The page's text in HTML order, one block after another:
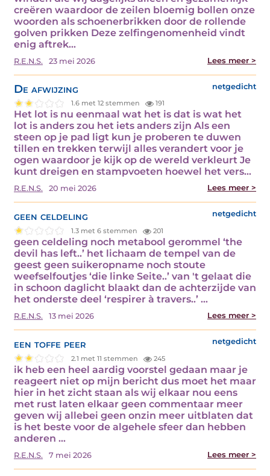
creëren waardoor de zeilen bloemig bollen onze
woorden als schoenerbrikken door de rollende
golven prikken Deze zelfingenomenheid vindt
enig aftrek...
R.E.N.S. 23 mei 2026 Lees meer >
De afwijzing netgedicht
1.6 met 12 stemmen 191
Het lot is nu eenmaal wat het is dat is wat het
lot is anders zou het iets anders zijn Als een
steen op je pad ligt kun je proberen te duwen
tillen en trekken terwijl alles verandert voor je
ogen waardoor je kijk op de wereld verkleurt Je
kunt dreigen en stampvoeten hoewel het vers...
R.E.N.S. 20 mei 2026 Lees meer >
geen celdeling netgedicht
1.3 met 6 stemmen 201
geen celdeling noch metabool gerommel ‘the
devil has left..’ het lichaam de tempel van de
geest geen suikeropname noch stoute
weefselfoutjes ‘die linke Seite..’ van 't gelaat die
in schoon daglicht blaakt dan de achterzijde van
het onderste deel ‘respirer à travers..’ ...
R.E.N.S. 13 mei 2026 Lees meer >
een toffe peer netgedicht
2.1 met 11 stemmen 245
ik heb een heel aardig voorstel gedaan maar je
reageert niet op mijn bericht dus moet het maar
hier in het zicht staan als wij elkaar nou eens
met rust laten elkaar geen commentaar meer
geven wij allebei geen onzin meer uitblaten dat
is het beste voor de algehele sfeer dan hebben
anderen ...
R.E.N.S. 7 mei 2026 Lees meer >